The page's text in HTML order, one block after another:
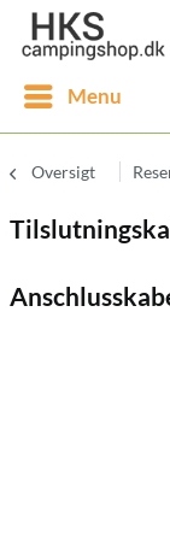
Menu
Oversigt